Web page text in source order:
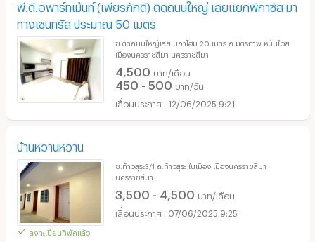
พี.ดี.อพาร์ทเม้นท์ (เพียรภักดี) ติดถนนใหญ่ เลยแยกพีกาซัส มา
ทางเซนทรัล ประมาณ 50 เมตร
ซ.ติดถนนใหญ่เลยเมกาโฮม 20 เมตร ถ.มิตรภาพ หมื่นไวย
เมืองนครราชสีมา นครราชสีมา
4,500 บาท/เดือน
450 - 500 บาท/วัน
12/06/2025 9:21
บ้านหวานหวาน
ลงทะเบียนที่พักแล้ว
ซ.ท้าวสุระ3/1 ถ.ท้าวสุระ ในเมือง เมืองนครราชสีมา
นครราชสีมา
3,500 - 4,500 บาท/เดือน
07/06/2025 9:25